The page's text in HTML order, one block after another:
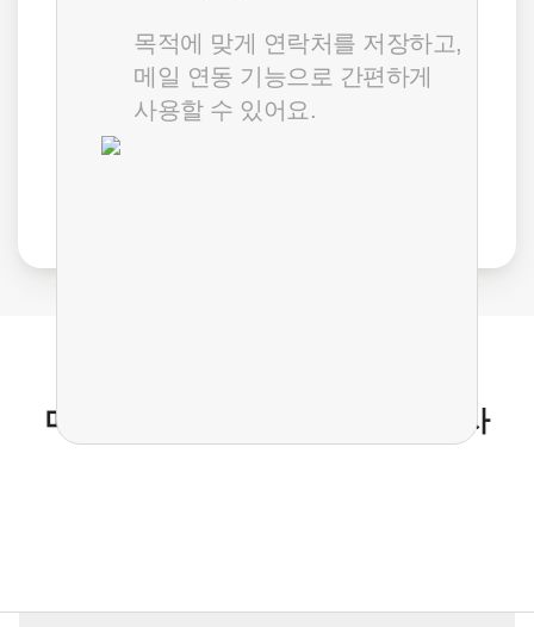
목적에 맞게 연락처를 저장하고,
메일 연동 기능으로 간편하게
사용할 수 있어요.
최대 50% OFF 1,300
메일플러그와 함께 성장하는 고객사